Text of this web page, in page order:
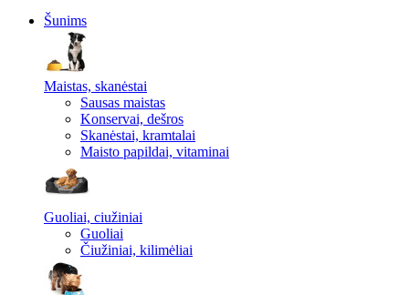
Šunims
Maistas, skanėstai
Sausas maistas
Konservai, dešros
Skanėstai, kramtalai
Maisto papildai, vitaminai
Guoliai, ciužiniai
Guoliai
Čiužiniai, kilimėliai